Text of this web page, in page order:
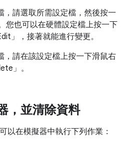
，請選取所需設定檔，然後按一
您也可以在硬體設定檔上按一下
」
，接著就能進行變更。
，請在該設定檔上按一下滑鼠右
」 。
，並清除資料
以在模擬器中執行下列作業：